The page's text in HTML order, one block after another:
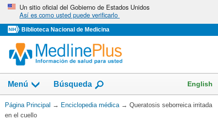
Omita
vaya
al
Contenido
Un sitio oficial del Gobierno de Estados Unidos
Así es como usted puede verificarlo
Biblioteca Nacional de Medicina
Menú Búsqueda English
Usted
está
Página Principal → Enciclopedia médica → Queratosis seborreica irritada
en el cuello